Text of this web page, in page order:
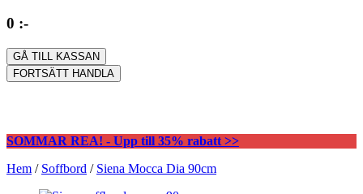
0 :-
GÅ TILL KASSAN
FORTSÄTT HANDLA
SOMMAR REA! - Upp till 35% rabatt >>
Hem / Soffbord / Siena Mocca Dia 90cm